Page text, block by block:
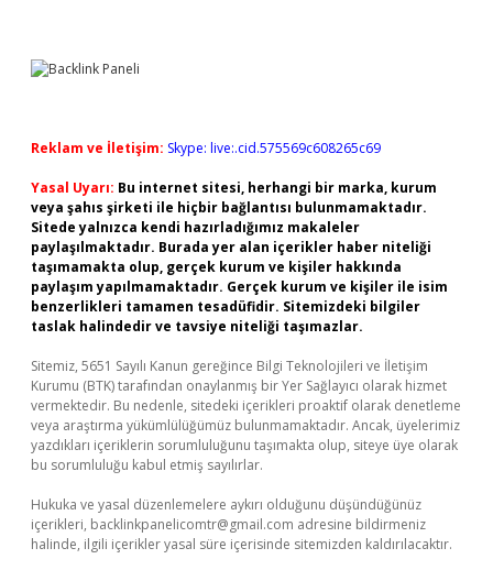
Reklam ve İletişim: Skype: live:.cid.575569c608265c69
Yasal Uyarı: Bu internet sitesi, herhangi bir marka, kurum
veya şahıs şirketi ile hiçbir bağlantısı bulunmamaktadır.
Sitede yalnızca kendi hazırladığımız makaleler
paylaşılmaktadır. Burada yer alan içerikler haber niteliği
taşımamakta olup, gerçek kurum ve kişiler hakkında
paylaşım yapılmamaktadır. Gerçek kurum ve kişiler ile isim
benzerlikleri tamamen tesadüfidir. Sitemizdeki bilgiler
taslak halindedir ve tavsiye niteliği taşımazlar.
Sitemiz, 5651 Sayılı Kanun gereğince Bilgi Teknolojileri ve İletişim
Kurumu (BTK) tarafından onaylanmış bir Yer Sağlayıcı olarak hizmet
vermektedir. Bu nedenle, sitedeki içerikleri proaktif olarak denetleme
veya araştırma yükümlülüğümüz bulunmamaktadır. Ancak, üyelerimiz
yazdıkları içeriklerin sorumluluğunu taşımakta olup, siteye üye olarak
bu sorumluluğu kabul etmiş sayılırlar.
Hukuka ve yasal düzenlemelere aykırı olduğunu düşündüğünüz
içerikleri, backlinkpanelicomtr@gmail.com adresine bildirmeniz
halinde, ilgili içerikler yasal süre içerisinde sitemizden kaldırılacaktır.